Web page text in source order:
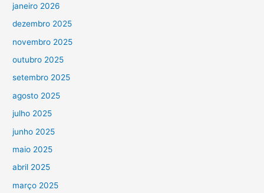
janeiro 2026
dezembro 2025
novembro 2025
outubro 2025
setembro 2025
agosto 2025
julho 2025
junho 2025
maio 2025
abril 2025
março 2025